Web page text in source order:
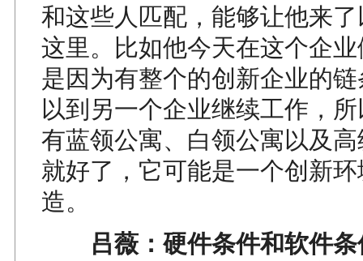
和这些人匹配，能够让他来
这里。比如他今天在这个企
是因为有整个的创新企业的
以到另一个企业继续工作，
有蓝领公寓、白领公寓以及
就好了，它可能是一个创新
造。
吕薇：硬件条件和软件条